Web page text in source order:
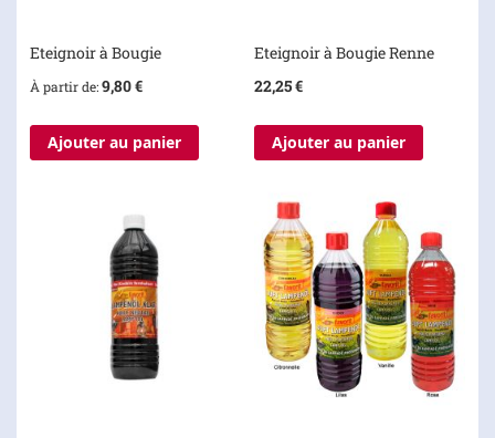
Eteignoir à Bougie
À partir de 9,80 €
Ajouter au panier
Eteignoir à Bougie Renne
22,25 €
Ajouter au panier